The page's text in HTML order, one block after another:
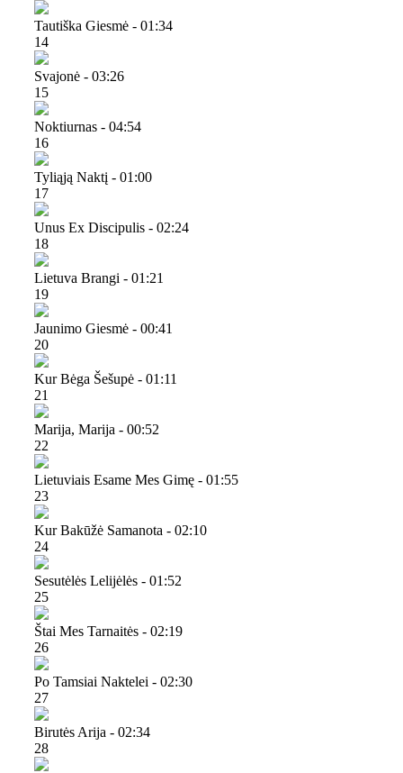
Tautiška Giesmė - 01:34
14
Svajonė - 03:26
15
Noktiurnas - 04:54
16
Tyliąją Naktį - 01:00
17
Unus Ex Discipulis - 02:24
18
Lietuva Brangi - 01:21
19
Jaunimo Giesmė - 00:41
20
Kur Bėga Šešupė - 01:11
21
Marija, Marija - 00:52
22
Lietuviais Esame Mes Gimę - 01:55
23
Kur Bakūžė Samanota - 02:10
24
Sesutėlės Lelijėlės - 01:52
25
Štai Mes Tarnaitės - 02:19
26
Po Tamsiai Naktelei - 02:30
27
Birutės Arija - 02:34
28